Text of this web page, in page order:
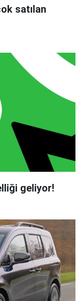
satılan
geliyor!